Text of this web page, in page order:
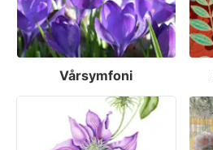
Vårsymfoni